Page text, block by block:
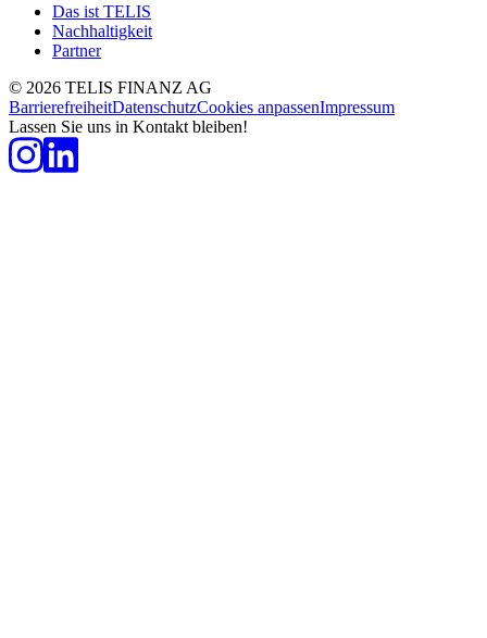
Das ist TELIS
Nachhaltigkeit
Partner
© 2026 TELIS FINANZ AG
BarrierefreiheitDatenschutzCookies anpassenImpressum
Lassen Sie uns in Kontakt bleiben!